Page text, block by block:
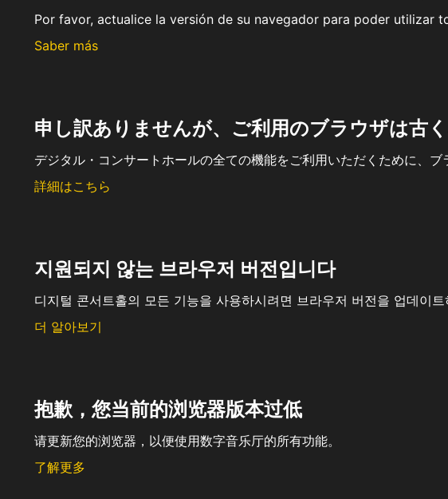
Por favor, actualice la versión de su navegador para poder utilizar
Saber más
申し訳ありませんが、ご利用のブラウザは古
デジタル・コンサートホールの全ての機能をご利用いただくために、ブ
詳細はこちら
지원되지 않는 브라우저 버전입니다
디지털 콘서트홀의 모든 기능을 사용하시려면 브라우저 버전을 업데이
더 알아보기
抱歉，您当前的浏览器版本过低
请更新您的浏览器，以便使用数字音乐厅的所有功能。
了解更多